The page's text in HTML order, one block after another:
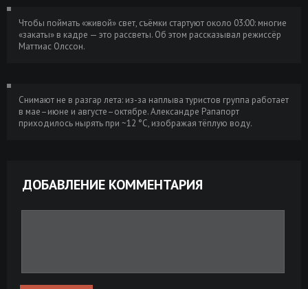
Чтобы поймать «живой» свет, съёмки стартуют около 03:00: многие
«закаты» в кадре — это рассветы. Об этом рассказывал режиссёр
Маттиас Олссон.
Снимают не в разгар лета: из-за наплыва туристов группа работает
в мае–июне и августе–октябре. Александре Рапапорт
приходилось нырять при ~12 °C, изображая тёплую воду.
ДОБАВЛЕНИЕ КОММЕНТАРИЯ